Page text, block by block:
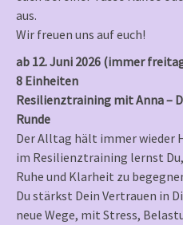
aus.
Wir freuen uns auf euch!
ab 12. Juni 2026 (immer
8 Einheiten
Resilienztraining mit Anna –
Runde
Der Alltag hält immer wieder
im Resilienztraining lernst
Ruhe und Klarheit zu
Du stärkst Dein Vertrauen in
neue Wege, mit Stress,